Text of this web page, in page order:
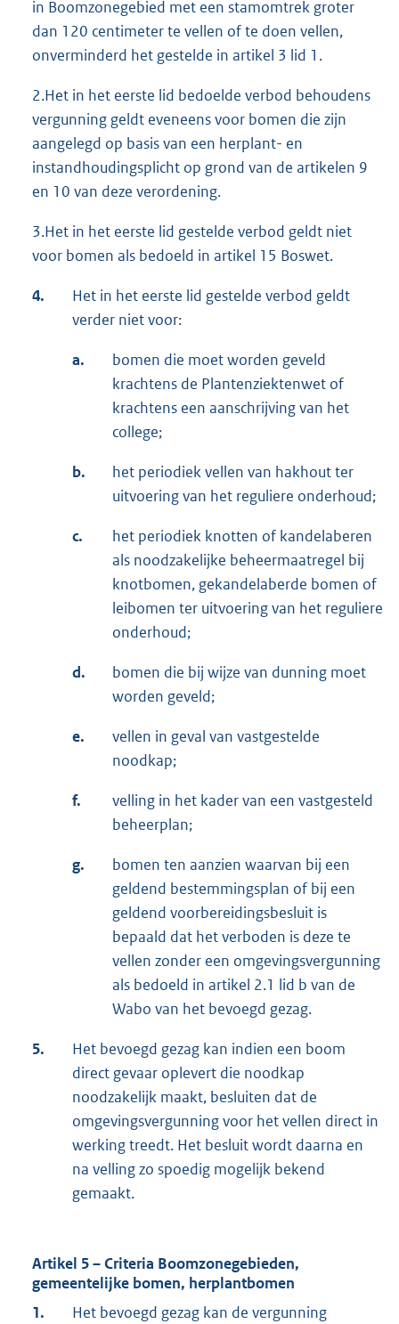
in Boomzonegebied met een stamomtrek groter
dan 120 centimeter te vellen of te doen vellen,
onverminderd het gestelde in artikel 3 lid 1.
2.Het in het eerste lid bedoelde verbod behoudens
vergunning geldt eveneens voor bomen die zijn
aangelegd op basis van een herplant- en
instandhoudingsplicht op grond van de artikelen 9
en 10 van deze verordening.
3.Het in het eerste lid gestelde verbod geldt niet
voor bomen als bedoeld in artikel 15 Boswet.
4.
Het in het eerste lid gestelde verbod geldt
verder niet voor:
a.
bomen die moet worden geveld
krachtens de Plantenziektenwet of
krachtens een aanschrijving van het
college;
b.
het periodiek vellen van hakhout ter
uitvoering van het reguliere onderhoud;
c.
het periodiek knotten of kandelaberen
als noodzakelijke beheermaatregel bij
knotbomen, gekandelaberde bomen of
leibomen ter uitvoering van het reguliere
onderhoud;
d.
bomen die bij wijze van dunning moet
worden geveld;
e.
vellen in geval van vastgestelde
noodkap;
f.
velling in het kader van een vastgesteld
beheerplan;
g.
bomen ten aanzien waarvan bij een
geldend bestemmingsplan of bij een
geldend voorbereidingsbesluit is
bepaald dat het verboden is deze te
vellen zonder een omgevingsvergunning
als bedoeld in artikel 2.1 lid b van de
Wabo van het bevoegd gezag.
5.
Het bevoegd gezag kan indien een boom
direct gevaar oplevert die noodkap
noodzakelijk maakt, besluiten dat de
omgevingsvergunning voor het vellen direct in
werking treedt. Het besluit wordt daarna en
na velling zo spoedig mogelijk bekend
gemaakt.
Artikel 5 – Criteria Boomzonegebieden,
gemeentelijke bomen, herplantbomen
1.
Het bevoegd gezag kan de vergunning